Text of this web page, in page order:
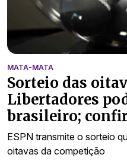
MATA-MATA
Sorteio das
Libertadores
brasileiro;
ESPN transmite o sorteio
oitavas da competição